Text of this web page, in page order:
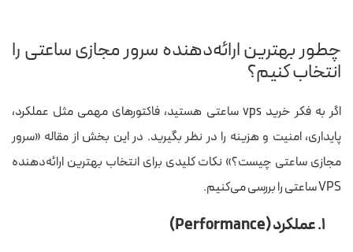
چطور بهترین ارائه‌دهنده سرور مجازی ساعتی را
انتخاب کنیم؟
اگر به فکر خرید vps ساعتی هستید، فاکتورهای مهمی مثل عملکرد،
پایداری، امنیت و هزینه را در نظر بگیرید. در این بخش از مقاله «سرور
مجازی ساعتی چیست؟» نکات کلیدی برای انتخاب بهترین ارائه‌دهنده
VPS ساعتی را بررسی می‌کنیم.
۱. عملکرد (Performance)